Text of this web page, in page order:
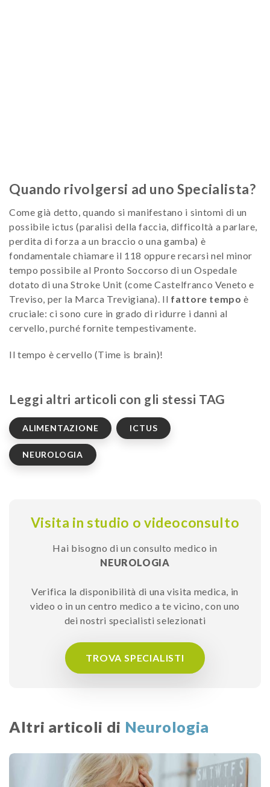
Quando rivolgersi ad uno Specialista?
Come già detto, quando si manifestano i sintomi di un
possibile ictus (paralisi della faccia, difficoltà a parlare,
perdita di forza a un braccio o una gamba) è
fondamentale chiamare il 118 oppure recarsi nel minor
tempo possibile al Pronto Soccorso di un Ospedale
dotato di una Stroke Unit (come Castelfranco Veneto e
Treviso, per la Marca Trevigiana). Il fattore tempo è
cruciale: ci sono cure in grado di ridurre i danni al
cervello, purché fornite tempestivamente.
Il tempo è cervello (Time is brain)!
Leggi altri articoli con gli stessi TAG
ALIMENTAZIONE ICTUS
NEUROLOGIA
Visita in studio o videoconsulto
Hai bisogno di un consulto medico in
NEUROLOGIA
Verifica la disponibilità di una visita medica, in
video o in un centro medico a te vicino, con uno
dei nostri specialisti selezionati
TROVA SPECIALISTI
Altri articoli di Neurologia